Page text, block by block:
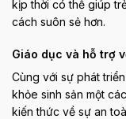
kịp thời có thể giúp
cách suôn sẻ hơn.
Giáo dục và hỗ trợ
Cùng với sự phát
khỏe sinh sản một
kiến thức về sự an